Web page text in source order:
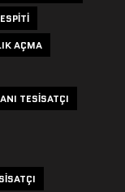
AÇMA
TESISATÇI